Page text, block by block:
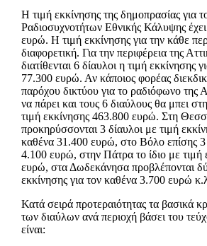
Η τιμή εκκίνησης της δημοπρασίας για
Ραδιοσυχνοτήτων Εθνικής Κάλυψης έχει
ευρώ. Η τιμή εκκίνησης για την κάθε
διαφορετική. Για την περιφέρεια της
διατίθενται 6 δίαυλοι η τιμή εκκίνησης
77.300 ευρώ. Αν κάποιος φορέας
παρόχου δικτύου για το ραδιόφωνο της
να πάρει και τους 6 διαύλους θα μπει
τιμή εκκίνησης 463.800 ευρώ. Στη
προκηρύσσονται 3 δίαυλοι με τιμή
καθένα 31.400 ευρώ, στο Βόλο επίσης 3
4.100 ευρώ, στην Πάτρα το ίδιο με τιμή
ευρώ, στα Δωδεκάνησα προβλέπονται
εκκίνησης για τον καθένα 3.700 ευρώ
Κατά σειρά προτεραιότητας τα βασικά
των διαύλων ανά περιοχή βάσει του
είναι: